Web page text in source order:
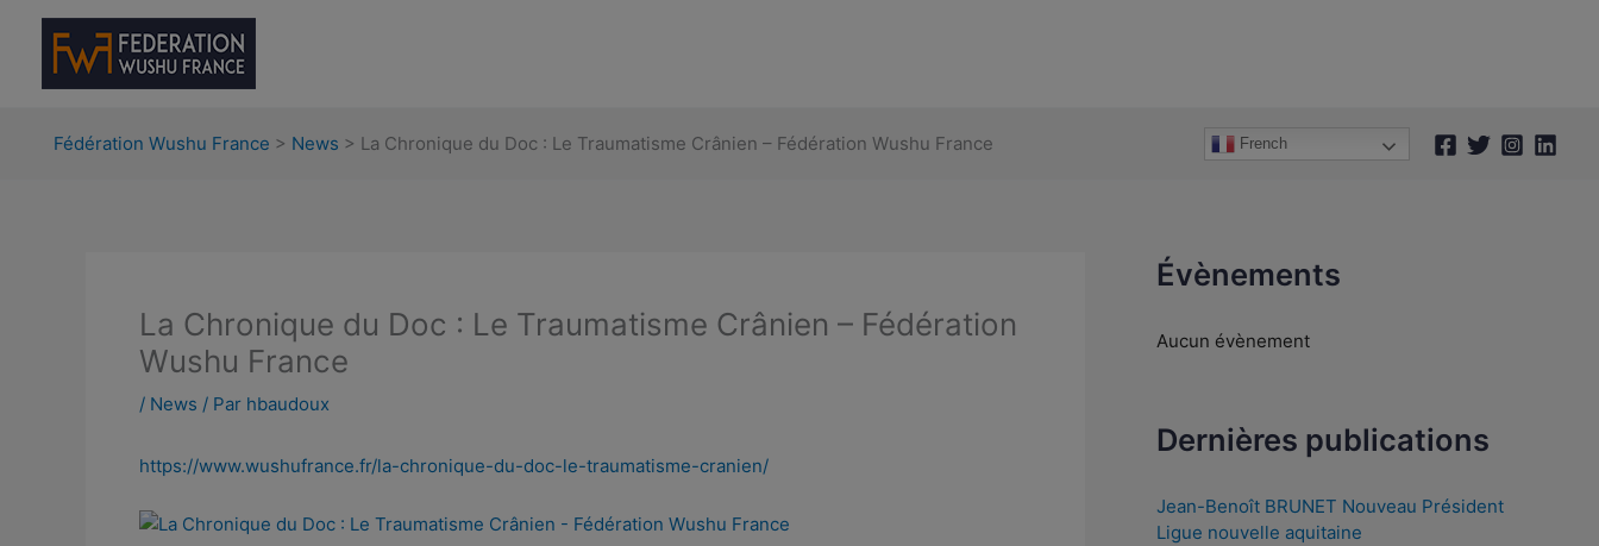
contenu
Fédération Wushu France > News > La Chronique du Doc : Le Traumatisme Crânien – Fédération Wushu France French
La Chronique du Doc : Le Traumatisme Crânien – Fédération
Wushu France
/ News / Par hbaudoux
https://www.wushufrance.fr/la-chronique-du-doc-le-traumatisme-cranien/
Évènements
Aucun évènement
Dernières publications
Jean-Benoît BRUNET Nouveau Président
Ligue nouvelle aquitaine
s